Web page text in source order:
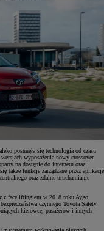
posunęła się technologia od czasu
wyposażenia nowy crossover
na dostępie do internetu oraz
także funkcje zarządzane przez aplikację
oraz zdalne uruchamianie
z faceliftingiem w 2018 roku Aygo
czynnego Toyota Safety
kierowcę, pasażerów i innych